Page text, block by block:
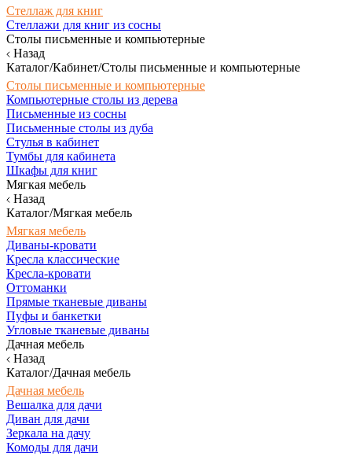
Стеллаж для книг
Стеллажи для книг из сосны
Столы письменные и компьютерные
Назад
Каталог/Кабинет/Столы письменные и компьютерные
Столы письменные и компьютерные
Компьютерные столы из дерева
Письменные из сосны
Письменные столы из дуба
Стулья в кабинет
Тумбы для кабинета
Шкафы для книг
Мягкая мебель
Назад
Каталог/Мягкая мебель
Мягкая мебель
Диваны-кровати
Кресла классические
Кресла-кровати
Оттоманки
Прямые тканевые диваны
Пуфы и банкетки
Угловые тканевые диваны
Дачная мебель
Назад
Каталог/Дачная мебель
Дачная мебель
Вешалка для дачи
Диван для дачи
Зеркала на дачу
Комоды для дачи